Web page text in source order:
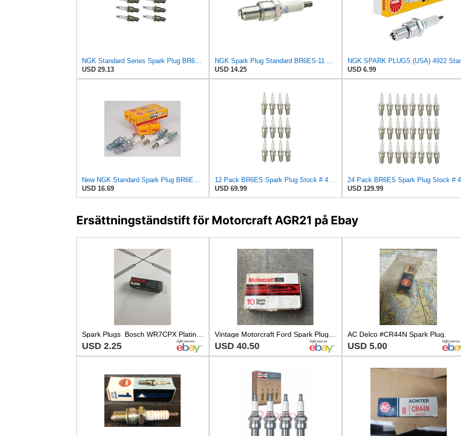
NGK Standard Series Spark Plug BR6ES-11 (6 Pack) Compatible With NISSAN 280ZX 2+2 1979-1979
USD 29.13
NGK Spark Plug Standard BR6ES-11 NGK
USD 14.25
USD 6.99
New NGK Standard Spark Plug BR6ES, 4922 Set of 4 Spark Plugs
USD 16.69
12 Pack BR6ES Spark Plug Stock # 4922
USD 69.99
USD 129.99
Ersättningständstift för Motorcraft AGR21 på Ebay
USD 2.25 USD 40.50
AC Delco #CR44N Spark Plug.
USD 5.00